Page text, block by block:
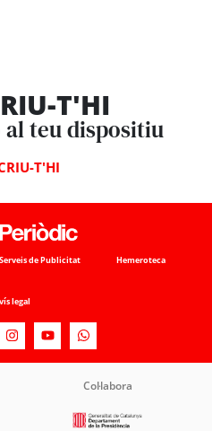
T'HI
al teu dispositiu
T'HI
Serveis de Publicitat Hemeroteca
legal
Col·labora